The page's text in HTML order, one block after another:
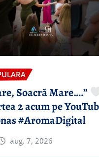
Soacră Mare….”
2 acum pe
#AromaDigital
aug. 7, 2026